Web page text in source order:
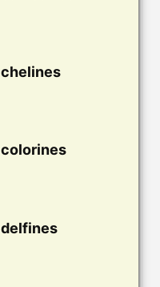
chelines
colorines
delfines